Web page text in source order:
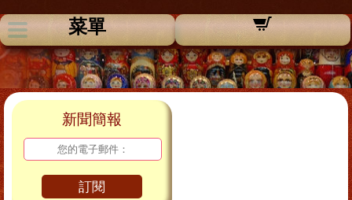
菜單
新聞簡報
訂閱